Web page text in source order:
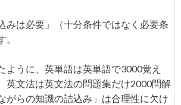
みは必要」（十分条件ではなく必要条
ように、英単語は英単語で3000覚え
英文法は英文法の問題集だけ2000問解
がらの知識の詰込み」は合理性に欠け